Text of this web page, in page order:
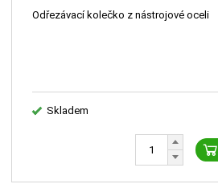
Odřezávací kolečko z nástrojové oceli
Skladem